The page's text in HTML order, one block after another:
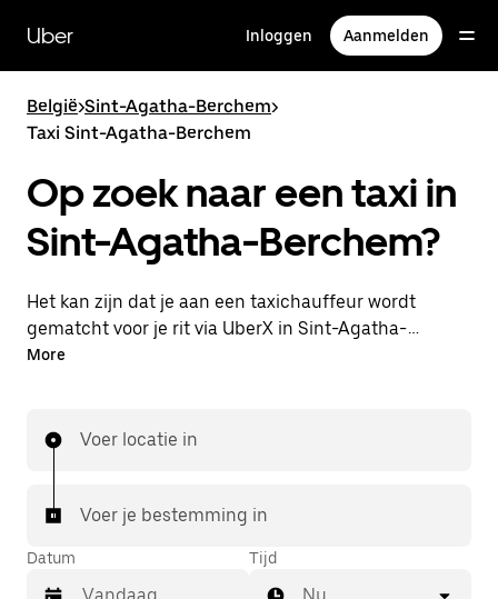
naar
hoofdinhoud
Uber Inloggen Aanmelden
België>Sint-Agatha-Berchem>
Taxi Sint-Agatha-Berchem
Op zoek naar een taxi in
Sint-Agatha-Berchem?
Het kan zijn dat je aan een taxichauffeur wordt
gematcht voor je rit via UberX in Sint-Agatha-
Berchem. Als dat zo is, profiteer je van dezelfde 24/7
je bestemming.
More
Voer locatie in
Voer je bestemming in
Datum Tijd